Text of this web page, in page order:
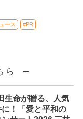
ース #PR
ら
生命が贈る、人気
！「愛と平和の